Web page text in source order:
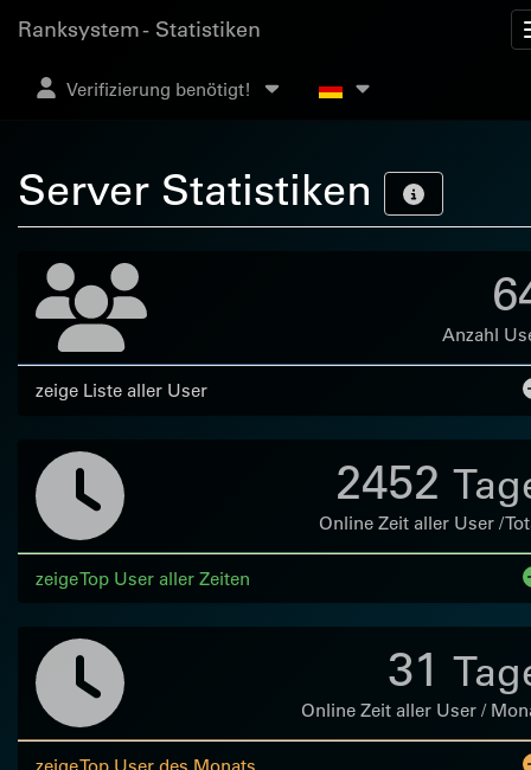
Ranksystem - Statistiken
Verifizierung benötigt!
Server Statistiken
Anzahl
zeige Liste aller User
2452
Online Zeit aller User /
zeige Top User aller Zeiten
31
Online Zeit aller User /